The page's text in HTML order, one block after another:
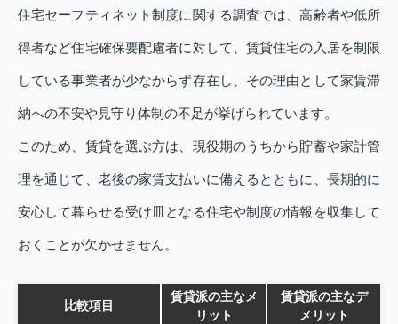
住宅セーフティネット制度に関する調査では、高齢者や低所
得者など住宅確保要配慮者に対して、賃貸住宅の入居を制限
している事業者が少なからず存在し、その理由として家賃滞
納への不安や見守り体制の不足が挙げられています。
このため、賃貸を選ぶ方は、現役期のうちから貯蓄や家計管
理を通じて、老後の家賃支払いに備えるとともに、長期的に
安心して暮らせる受け皿となる住宅や制度の情報を収集して
おくことが欠かせません。
比較項目
賃貸派の主なメ
リット
賃貸派の主なデ
メリット